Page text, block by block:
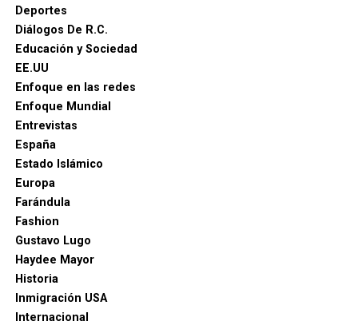
Deportes
Diálogos De R.C.
Educación y Sociedad
EE.UU
Enfoque en las redes
Enfoque Mundial
Entrevistas
España
Estado Islámico
Europa
Farándula
Fashion
Gustavo Lugo
Haydee Mayor
Historia
Inmigración USA
Internacional